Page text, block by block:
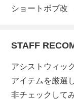
ショートボブ
STAFF
アシストウィッ
アイテムを厳選
非チェックして